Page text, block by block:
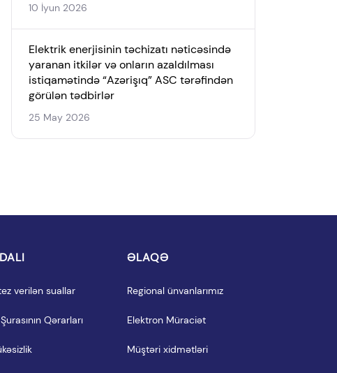
10 İyun 2026
Elektrik enerjisinin təchizatı nəticəsində
yaranan itkilər və onların azaldılması
istiqamətində “Azərişıq” ASC tərəfindən
görülən tədbirlər
25 May 2026
verilən suallar
Qərarları
ƏLAQƏ
Regional ünvanlarımız
Elektron Müraciət
Müştəri xidmətləri